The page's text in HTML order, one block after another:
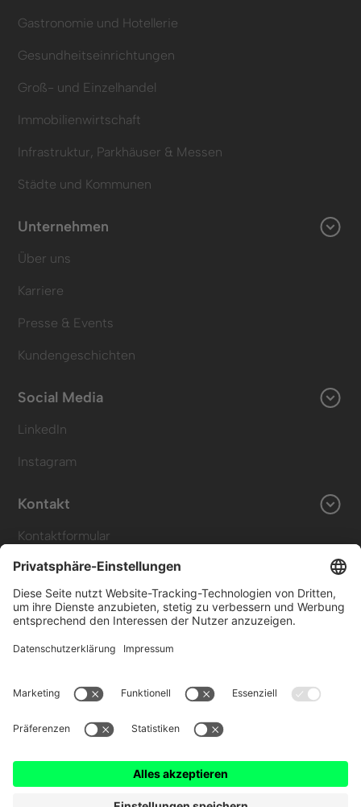
Gastronomie und Hotellerie
Gesundheitseinrichtungen
Groß- und Einzelhandel
Immobilienwirtschaft
Infrastruktur, Parkhäuser & Messen
Städte und Kommunen
Unternehmen
Über uns
Karriere
Presse & Events
Kundengeschichten
Social Media
LinkedIn
Instagram
Kontakt
Kontaktformular
+49 (0) 89 6931 464 91
Ressourcen
Blog
Kennzeichenerkennung
© 2025 Wemolo GmbH